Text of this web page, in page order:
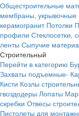
Общестроительные
мембраны,
керамогранит Потолки
профили Стеклосетки,
ленты Сыпучие
Строительный
Перейти в категорию
Захваты подъемные-
Кисти Козлы
гвоздодеры Лопаты
скребки Отвесы
Пистолеты для